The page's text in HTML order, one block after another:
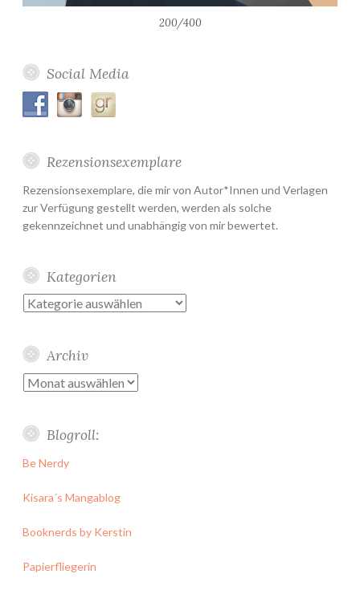
200/400
Social Media
Rezensionsexemplare
Rezensionsexemplare, die mir von Autor*Innen und Verlagen
zur Verfügung gestellt werden, werden als solche
gekennzeichnet und unabhängig von mir bewertet.
Kategorien
Kategorien
Archiv
Archiv
Blogroll:
Be Nerdy
Kisara´s Mangablog
Booknerds by Kerstin
Papierfliegerin